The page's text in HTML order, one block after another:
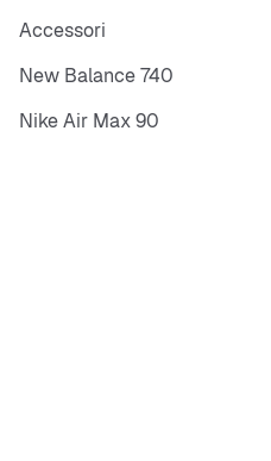
Accessori
New Balance 740
Nike Air Max 90